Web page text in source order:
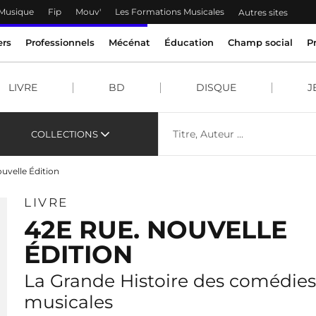
Fip Mouv' Les Formations Musicales Autres sites
Professionnels Mécénat Éducation Champ social
LIVRE BD DISQUE
COLLECTIONS
Édition
LIVRE
42E RUE. NOUVELLE
ÉDITION
La Grande Histoire des comédies
musicales